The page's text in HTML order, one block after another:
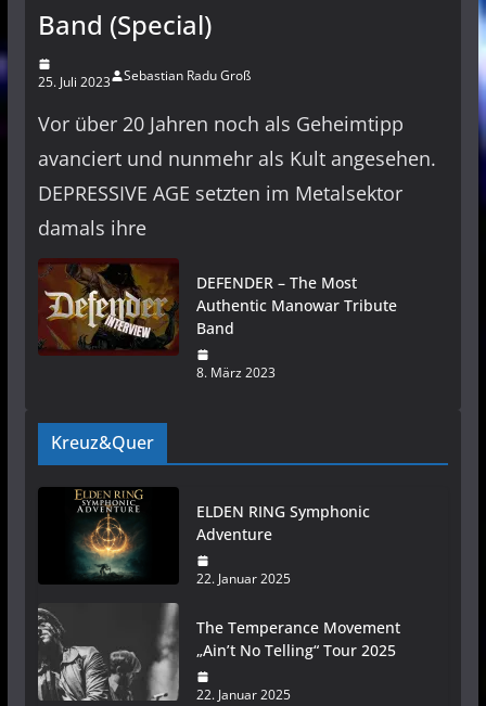
Band (Special)
25. Juli 2023 Sebastian Radu Groß
Vor über 20 Jahren noch als Geheimtipp
avanciert und nunmehr als Kult angesehen.
DEPRESSIVE AGE setzten im Metalsektor
damals ihre
DEFENDER – The Most
Authentic Manowar Tribute
Band
8. März 2023
Kreuz&Quer
ELDEN RING Symphonic
Adventure
22. Januar 2025
The Temperance Movement
„Ain’t No Telling“ Tour 2025
22. Januar 2025